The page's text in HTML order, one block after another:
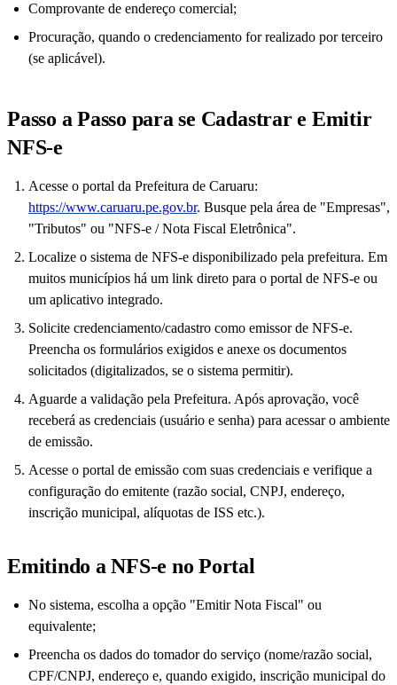
Comprovante de endereço comercial;
Procuração, quando o credenciamento for realizado por terceiro
(se aplicável).
Passo a Passo para se Cadastrar e Emitir
NFS-e
Acesse o portal da Prefeitura de Caruaru:
https://www.caruaru.pe.gov.br. Busque pela área de "Empresas",
"Tributos" ou "NFS-e / Nota Fiscal Eletrônica".
Localize o sistema de NFS-e disponibilizado pela prefeitura. Em
muitos municípios há um link direto para o portal de NFS-e ou
um aplicativo integrado.
Solicite credenciamento/cadastro como emissor de NFS-e.
Preencha os formulários exigidos e anexe os documentos
solicitados (digitalizados, se o sistema permitir).
Aguarde a validação pela Prefeitura. Após aprovação, você
receberá as credenciais (usuário e senha) para acessar o ambiente
de emissão.
Acesse o portal de emissão com suas credenciais e verifique a
configuração do emitente (razão social, CNPJ, endereço,
inscrição municipal, alíquotas de ISS etc.).
Emitindo a NFS-e no Portal
No sistema, escolha a opção "Emitir Nota Fiscal" ou
equivalente;
Preencha os dados do tomador do serviço (nome/razão social,
CPF/CNPJ, endereço e, quando exigido, inscrição municipal do